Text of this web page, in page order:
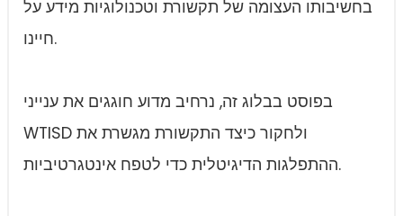
בחשיבותו העצומה של תקשורת וטכנולוגיות מידע על
חיינו.
בפוסט בבלוג זה, נרחיב מדוע חוגגים את ענייני
WTISD ולחקור כיצד התקשורת מגשרת את
ההתפלגות הדיגיטלית כדי לטפח אינטגרטיביות.